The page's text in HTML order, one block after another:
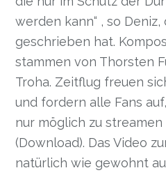
werden kann“ , so
geschrieben hat.
stammen von Thorsten
Troha. Zeitflug freuen
und fordern alle Fans
nur möglich zu
(Download). Das Video
natürlich wie gewohnt